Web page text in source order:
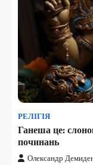
РЕЛІГІЯ
Ганеша це:
починань
Олександр